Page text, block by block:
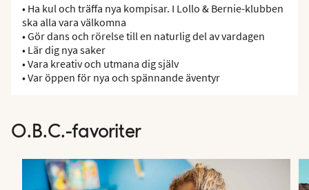
• Ha kul och träffa nya kompisar. I Lollo & Bernie-klubben
ska alla vara välkomna
• Gör dans och rörelse till en naturlig del av vardagen
• Lär dig nya saker
• Vara kreativ och utmana dig själv
• Var öppen för nya och spännande äventyr
O.B.C.-favoriter